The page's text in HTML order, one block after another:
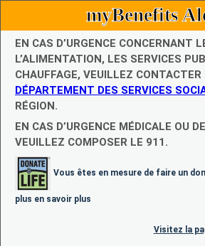
myBenefits
EN CAS D’URGENCE CONCERNANT
L’ALIMENTATION, LES SERVICES
CHAUFFAGE, VEUILLEZ
DÉPARTEMENT DES SERVICES
RÉGION.
EN CAS D’URGENCE MÉDICALE OU
VEUILLEZ COMPOSER LE 911.
Vous êtes en mesure de faire un
plus en savoir plus
Visitez la